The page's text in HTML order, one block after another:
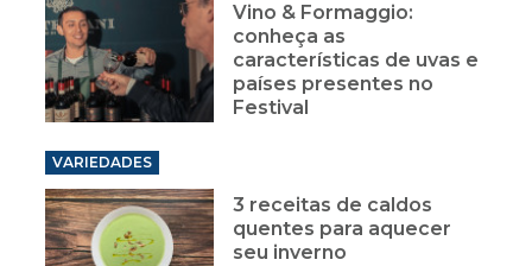
Vino & Formaggio:
conheça as
características de uvas e
países presentes no
Festival
VARIEDADES
3 receitas de caldos
quentes para aquecer
seu inverno